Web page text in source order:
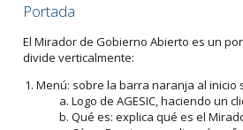
Portada
El Mirador de Gobierno Abierto es un
divide verticalmente:
Menú: sobre la barra naranja al
Logo de AGESIC, haciendo un
Qué es: explica qué es el